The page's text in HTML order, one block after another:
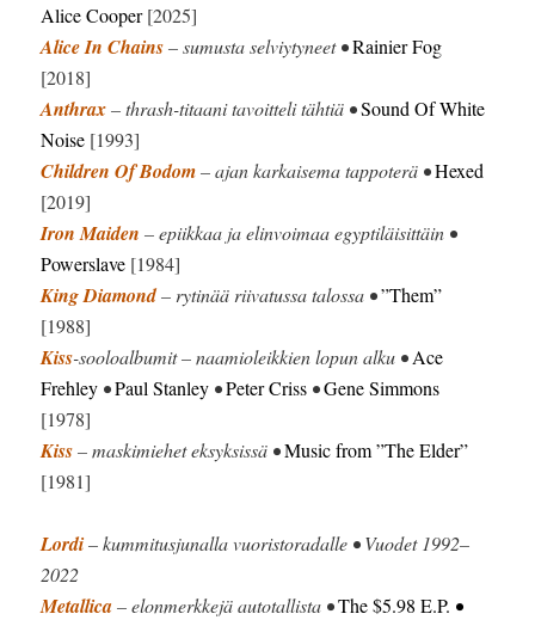
Alice Cooper[2025]
Alice In Chains– sumusta selviytyneet •Rainier Fog
[2018]
Anthrax– thrash-titaani tavoitteli tähtiä •Sound Of White
Noise [1993]
Children Of Bodom– ajan karkaisema tappoterä •Hexed
[2019]
Iron Maiden – epiikkaa ja elinvoimaa egyptiläisittäin •
Powerslave [1984]
King Diamond– rytinää riivatussa talossa •”Them”
[1988]
Kiss-sooloalbumit – naamioleikkien lopun alku •Ace
Frehley •Paul Stanley •Peter Criss •Gene Simmons
[1978]
Kiss– maskimiehet eksyksissä •Music from ”The Elder”
[1981]
Lordi– kummitusjunalla vuoristoradalle • Vuodet 1992–
2022
Metallica– elonmerkkejä autotallista •The $5.98 E.P. •